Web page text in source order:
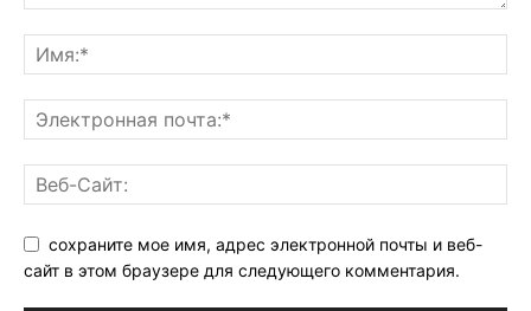
сохраните мое имя, адрес электронной почты и веб-
сайт в этом браузере для следующего комментария.